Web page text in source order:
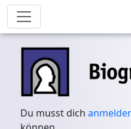
Du musst dich